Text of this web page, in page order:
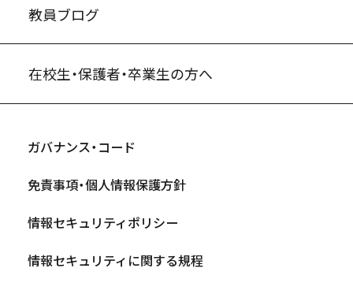
教員ブログ
在校生・保護者・卒業生の方へ
ガバナンス・コード
免責事項・個人情報保護方針
情報セキュリティポリシー
情報セキュリティに関する規程